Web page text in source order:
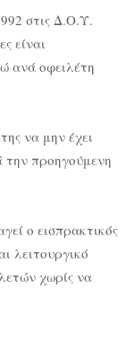
στις Δ.Ο.Υ.
είναι
ανά οφειλέτη
να μην έχει
την προηγούμενη
ο εισπρακτικός
λειτουργικό
χωρίς να